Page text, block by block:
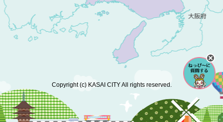
Copyright (c) KASAI CITY All rights reserved.